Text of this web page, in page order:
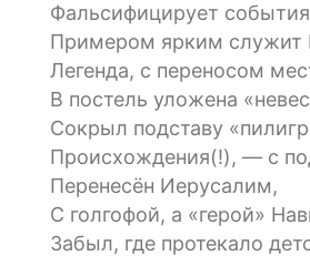
Фальсифицирует
Примером ярким
Легенда, с переносом
В постель уложена
Сокрыл подставу
Происхождения(!), — с
Перенесён Иерусалим,
С голгофой, а «герой»
Забыл, где протекало